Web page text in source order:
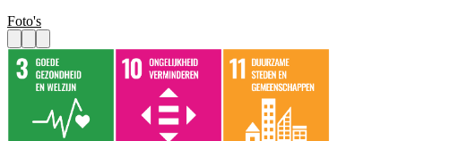
Foto's